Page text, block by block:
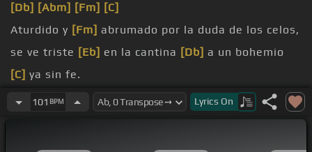
[Db] [Abm] [Fm] [C]
Aturdido y [Fm] abrumado por la duda de los celos,
se ve triste [Eb] en la cantina [Db] a un bohemio
[C] ya sin fe.
llorando sin remedio, como un loco[Bbm]
ingrata que se fue.
101 BPM Lyrics On